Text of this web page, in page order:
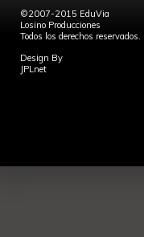
©2007-2015 EduVia
Losino Producciones
Todos los derechos reservados.
Design By
JPLnet